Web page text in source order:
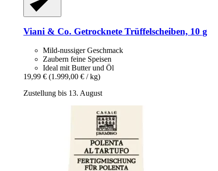
Viani & Co. Getrocknete Trüffelscheiben, 10 g
Mild-nussiger Geschmack
Zaubern feine Speisen
Ideal mit Butter und Öl
19,99 € (1.999,00 € / kg)
Zustellung bis 13. August